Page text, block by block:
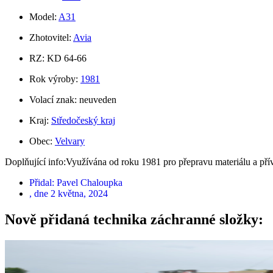
Model: A31
Zhotovitel: Avia
RZ: KD 64-66
Rok výroby: 1981
Volací znak: neuveden
Kraj: Středočeský kraj
Obec: Velvary
Doplňující info:Využívána od roku 1981 pro přepravu materiálu a
Přidal: Pavel Chaloupka
, dne 2 května, 2024
Nově přidaná technika záchranné složky: